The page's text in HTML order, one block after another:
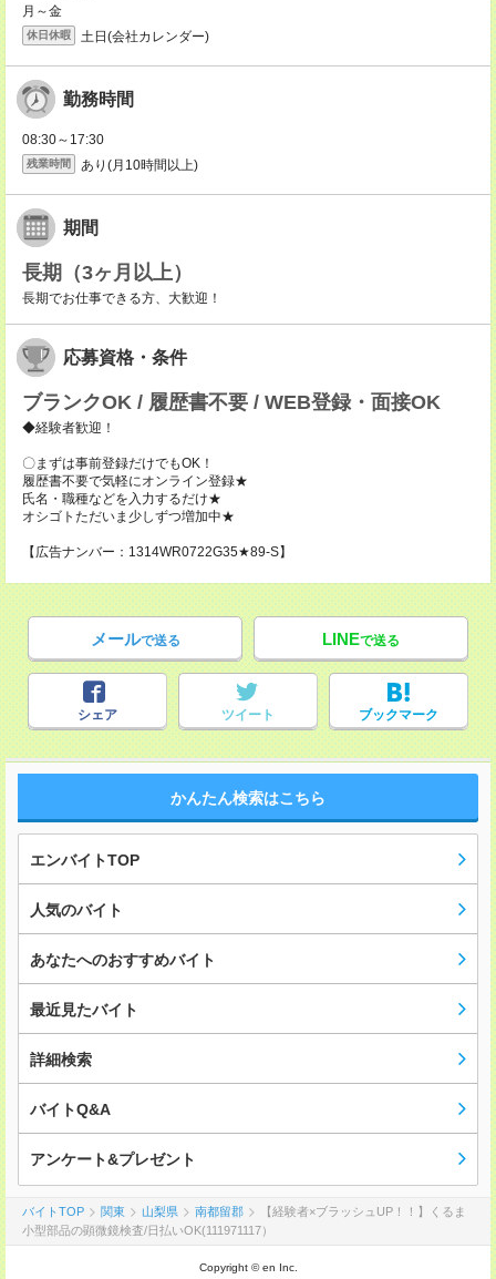
月～金
休日休暇 土日(会社カレンダー)
勤務時間
08:30～17:30
残業時間 あり(月10時間以上)
期間
長期（3ヶ月以上）
長期でお仕事できる方、大歓迎！
応募資格・条件
ブランクOK / 履歴書不要 / WEB登録・面接OK
◆経験者歓迎！
〇まずは事前登録だけでもOK！
履歴書不要で気軽にオンライン登録★
氏名・職種などを入力するだけ★
オシゴトただいま少しずつ増加中★
【広告ナンバー：1314WR0722G35★89-S】
メールで送る LINEで送る
シェア ツイート ブックマーク
かんたん検索はこちら
エンバイトTOP
人気のバイト
あなたへのおすすめバイト
最近見たバイト
詳細検索
バイトQ&A
アンケート&プレゼント
バイトTOP 関東 山梨県 南都留郡
【経験者×ブラッシュUP！！】くるま
小型部品の顕微鏡検査/日払いOK(111971117）
Copyright © en Inc.